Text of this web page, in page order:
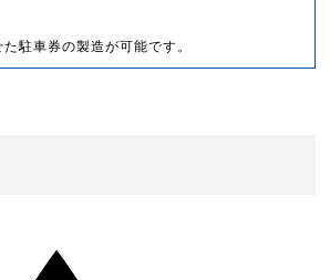
駐車券の製造が可能です。